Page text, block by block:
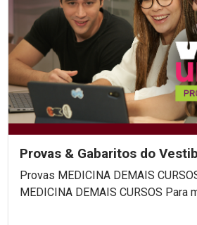
Provas & Gabaritos do
Provas MEDICINA DEMAIS CURSOS Gabaritos
MEDICINA DEMAIS